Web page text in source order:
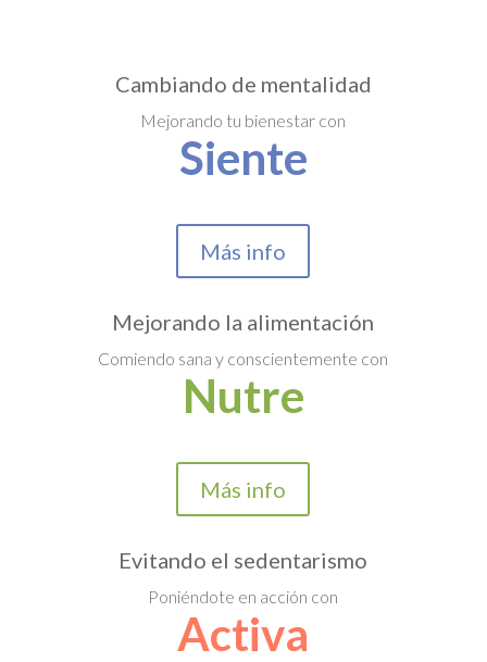
Cambiando de mentalidad
Mejorando tu bienestar con
Siente
Más info
Mejorando la alimentación
Comiendo sana y conscientemente con
Nutre
Más info
Evitando el sedentarismo
Poniéndote en acción con
Activa